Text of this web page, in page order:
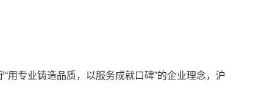
专业铸造品质，以服务成就口碑”的企业理念，沪